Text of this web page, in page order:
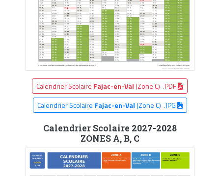
Calendrier Scolaire Fajac-en-Val (Zone C) .PDF
Calendrier Scolaire Fajac-en-Val(Zone C) .JPG
Calendrier Scolaire 2027-2028
ZONES A, B, C